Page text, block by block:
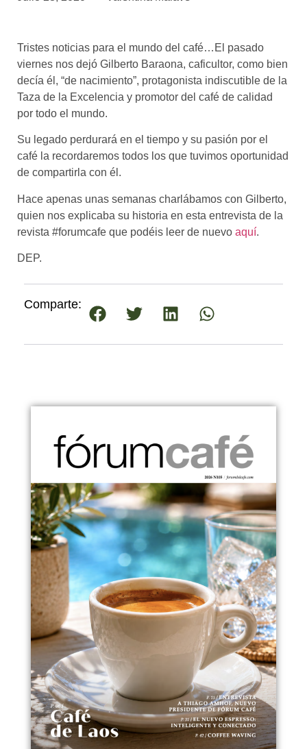
algo nuevo que
enseñarnos
BOLSA DE TRABAJO
¡te imaginas vivir de tu pasión
CONTACTO
¡queremos saber
Tristes noticias para el mundo del café…El pasado
viernes nos dejó Gilberto Baraona, caficultor, como bien
decía él, “de nacimiento”, protagonista indiscutible de la
Taza de la Excelencia y promotor del café de calidad
por todo el mundo.
Su legado perdurará en el tiempo y su pasión por el
café la recordaremos todos los que tuvimos oportunidad
de compartirla con él.
Hace apenas unas semanas charlábamos con Gilberto,
quien nos explicaba su historia en esta entrevista de la
revista #forumcafe que podéis leer de nuevo aquí.
DEP.
Comparte: